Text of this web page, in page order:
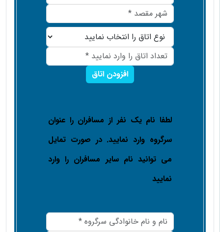
افزودن اتاق
لطفا نام یک نفر از مسافران را عنوان
سرگروه وارد نمایید. در صورت تمایل
می توانید نام سایر مسافران را وارد
نمایید